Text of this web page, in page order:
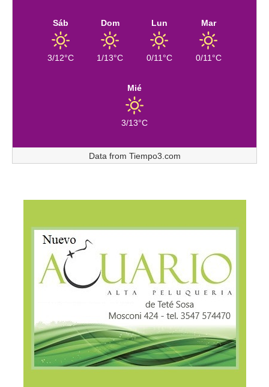
Sáb
3/12°C
Dom
1/13°C
Lun
0/11°C
Mar
0/11°C
Mié
3/13°C
Data from Tiempo3.com